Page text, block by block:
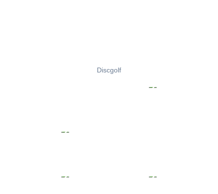
Discgolf